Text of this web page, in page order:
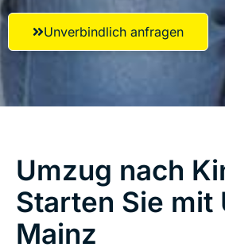
Unverbindlich anfragen
Umzug nach
Starten Sie mit
Mainz